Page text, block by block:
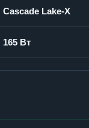
Cascade Lake-X
165 Вт